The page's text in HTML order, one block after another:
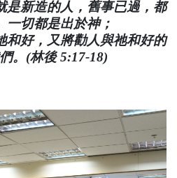
是新造的人，舊事已過，都
一切都是出於神；
和好，又將勸人與祂和好的
。(林後 5:17-18)